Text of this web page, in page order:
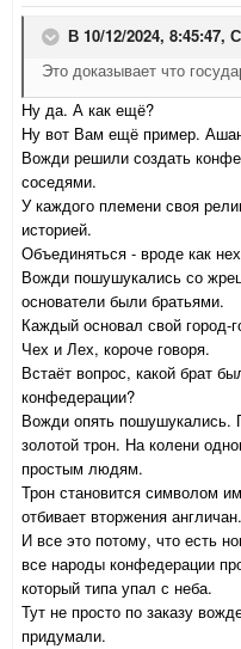
В 10/12/2024, 8:45:47,
Это доказывает что
Ну да. А как ещё?
Ну вот Вам ещё пример.
Вожди решили создать
соседями.
У каждого племени своя
историей.
Объединяться - вроде как
Вожди пошушукались со
основатели были братьями.
Каждый основал свой город-
Чех и Лех, короче говоря.
Встаёт вопрос, какой брат
конфедерации?
Вожди опять пошушукались.
золотой трон. На колени
простым людям.
Трон становится символом
отбивает вторжения англичан.
И все это потому, что есть
все народы конфедерации
который типа упал с неба.
Тут не просто по заказу
придумали.